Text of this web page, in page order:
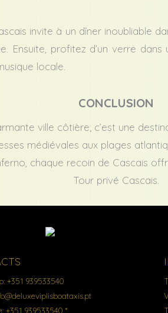
invite à un dîner inoubliable
Ensuite, profitez d’un verre
locale.
CONCLUSION
ville côtière; c’est une
médiévales aux plages
chaque recoin de Cascais
Tour privé Cascais.
+351 939533540
+351 939533540 *